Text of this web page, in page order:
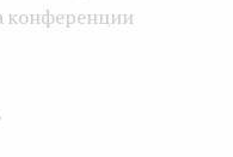
конференции